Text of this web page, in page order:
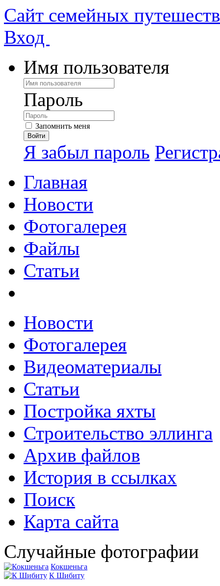
Сайт семейных
Вход
Имя пользователя
Пароль
Запомнить меня
Я забыл пароль
Главная
Новости
Фотогалерея
Файлы
Статьи
Новости
Фотогалерея
Видеоматериалы
Статьи
Постройка яхты
Строительство эллинга
Архив файлов
История в ссылках
Поиск
Карта сайта
Случайные фотографии
Кокшеньга
К Шибиту